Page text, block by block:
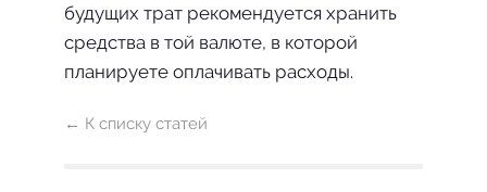
будущих трат рекомендуется хранить
средства в той валюте, в которой
планируете оплачивать расходы.
← К списку статей